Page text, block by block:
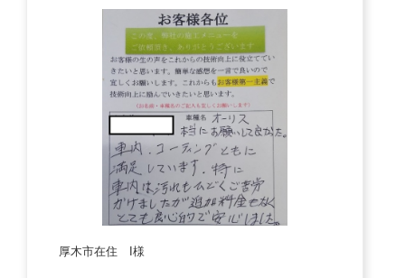
厚木市在住 I様